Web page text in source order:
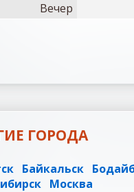
Вечер
ГОРОДА
Байкальск
Москва